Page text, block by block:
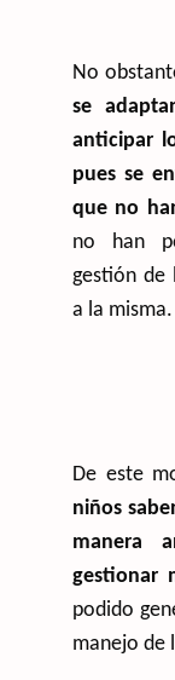
No
se
anticipar
pues se
que no
no han
gestión de
a la misma.
De este
niños
manera
gestionar
podido
manejo de